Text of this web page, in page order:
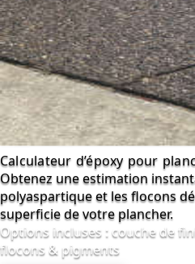
Calculateur d’époxy pour
Obtenez une estimation
polyaspartique et les flocons
superficie de votre plancher.
Options incluses : couche de
flocons & pigments